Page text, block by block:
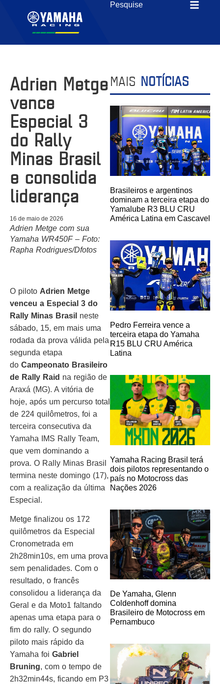
Adrien Metge
vence
Especial 3
do Rally
Minas Brasil
e consolida
liderança
16 de maio de 2026
Adrien Metge com sua
Yamaha WR450F – Foto:
Rapha Rodrigues/Dfotos
O piloto Adrien Metge
venceu a Especial 3 do
Rally Minas Brasil neste
sábado, 15, em mais uma
rodada da prova válida pela
segunda etapa
do Campeonato Brasileiro
de Rally Raid na região de
Araxá (MG). A vitória de
hoje, após um percurso total
de 224 quilômetros, foi a
terceira consecutiva da
Yamaha IMS Rally Team,
que vem dominando a
prova. O Rally Minas Brasil
termina neste domingo (17),
com a realização da última
Especial.
Metge finalizou os 172
quilômetros da Especial
Cronometrada em
2h28min10s, em uma prova
sem penalidades. Com o
resultado, o francês
consolidou a liderança da
Geral e da Moto1 faltando
apenas uma etapa para o
fim do rally. O segundo
piloto mais rápido da
Yamaha foi Gabriel
Bruning, com o tempo de
2h32min44s, ficando em P3
MAIS NOTÍCIAS
Brasileiros e argentinos
dominam a terceira etapa do
Yamalube R3 BLU CRU
América Latina em Cascavel
Pedro Ferreira vence a
terceira etapa do Yamaha
R15 BLU CRU América
Latina
Yamaha Racing Brasil terá
dois pilotos representando o
país no Motocross das
Nações 2026
De Yamaha, Glenn
Coldenhoff domina
Brasileiro de Motocross em
Pernambuco